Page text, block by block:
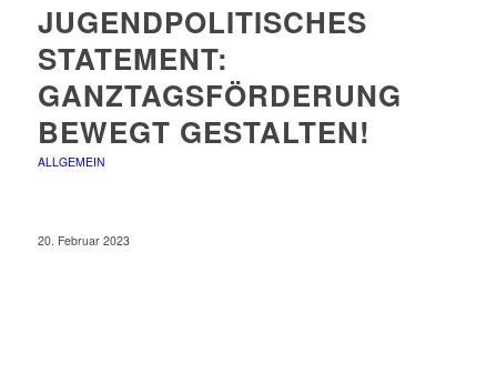
JUGENDPOLITISCHES
STATEMENT:
GANZTAGSFÖRDERUNG
BEWEGT GESTALTEN!
ALLGEMEIN
20. Februar 2023